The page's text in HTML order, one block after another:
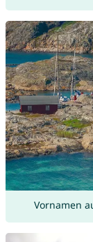
Vornamen